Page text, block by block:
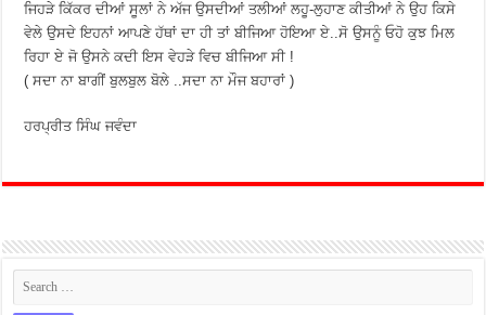
ਜਿਹੜੇ ਕਿੱਕਰ ਦੀਆਂ ਸੂਲਾਂ ਨੇ ਅੱਜ ਉਸਦੀਆਂ ਤਲੀਆਂ ਲਹੂ-ਲੁਹਾਣ ਕੀਤੀਆਂ ਨੇ ਉਹ ਕਿਸੇ
ਵੇਲੇ ਉਸਦੇ ਇਹਨਾਂ ਆਪਣੇ ਹੱਥਾਂ ਦਾ ਹੀ ਤਾਂ ਬੀਜਿਆ ਹੋਇਆ ਏ..ਸੋ ਉਸਨੂੰ ਓਹੋ ਕੁਝ ਮਿਲ
ਰਿਹਾ ਏ ਜੋ ਉਸਨੇ ਕਦੀ ਇਸ ਵੇਹੜੇ ਵਿਚ ਬੀਜਿਆ ਸੀ !
( ਸਦਾ ਨਾ ਬਾਗੀਂ ਬੁਲਬੁਲ ਬੋਲੇ ..ਸਦਾ ਨਾ ਮੌਜ ਬਹਾਰਾਂ )
ਹਰਪ੍ਰੀਤ ਸਿੰਘ ਜਵੰਦਾ